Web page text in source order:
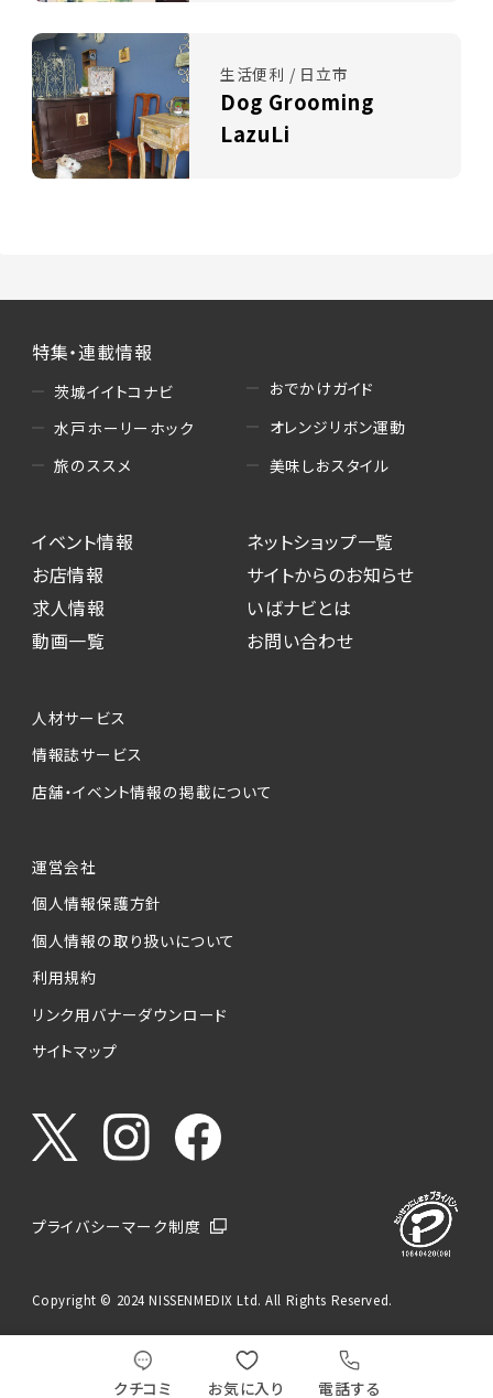
クチコミ お気に入り 電話する
生活便利 / 日立市
Dog Grooming
LazuLi
特集・連載情報
茨城イイトコナビ
水戸ホーリーホック
旅のススメ
おでかけガイド
オレンジリボン運動
美味しおスタイル
イベント情報
お店情報
求人情報
動画一覧
ネットショップ一覧
サイトからのお知らせ
いばナビとは
お問い合わせ
人材サービス
情報誌サービス
店舗・イベント情報の掲載について
運営会社
個人情報保護方針
個人情報の取り扱いについて
利用規約
リンク用バナーダウンロード
サイトマップ
プライバシーマーク制度
Copyright © 2024 NISSENMEDIX Ltd. All Rights Reserved.